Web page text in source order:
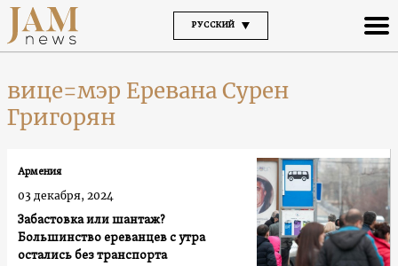
РУССКИЙ
вице=мэр Еревана Сурен
Григорян
Забастовка или шантаж?
Большинство ереванцев с утра
остались без транспорта
Армения
03 декабря, 2024